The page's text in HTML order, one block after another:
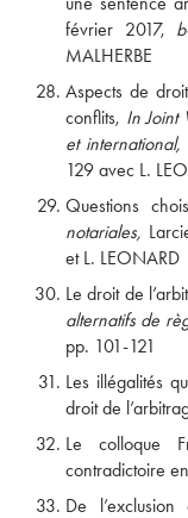
février 2017,
MALHERBE
Aspects de
conflits, In Joint
et international,
129 avec L.
Questions
notariales,
et L. LEONARD
Le droit de
alternatifs de
pp. 101-121
Les illégalités
droit de
Le colloque
contradictoire
De